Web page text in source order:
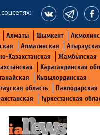
Алматы Шымкент
Алматинская
Казахстанская
Жамбылская
Карагандинская
Кызылординская
область
Павлодарская
Туркестанская